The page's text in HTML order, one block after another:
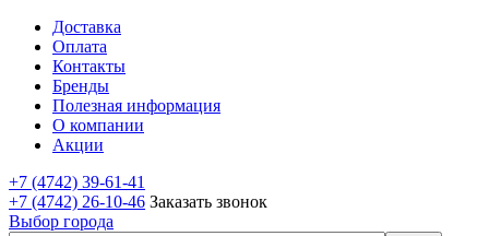
Доставка
Оплата
Контакты
Бренды
Полезная информация
О компании
Акции
+7 (4742) 39-61-41
+7 (4742) 26-10-46 Заказать звонок
Выбор города